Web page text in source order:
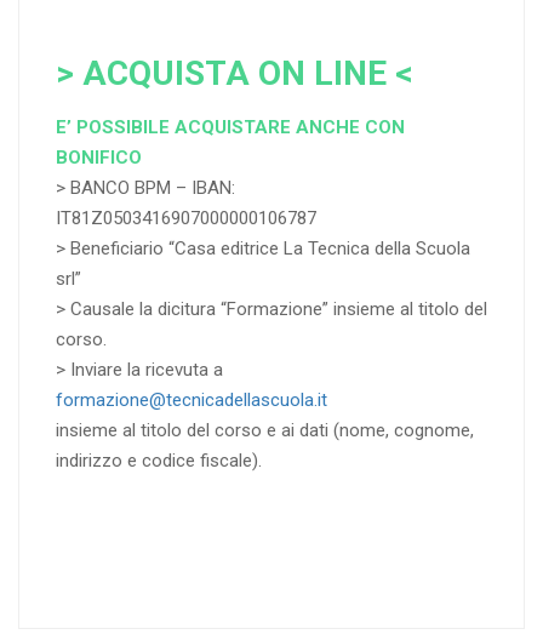
> ACQUISTA ON LINE <
E’ POSSIBILE ACQUISTARE ANCHE CON
BONIFICO
> BANCO BPM – IBAN:
IT81Z0503416907000000106787
> Beneficiario “Casa editrice La Tecnica della Scuola
srl”
> Causale la dicitura “Formazione” insieme al titolo del
corso.
> Inviare la ricevuta a
formazione@tecnicadellascuola.it
insieme al titolo del corso e ai dati (nome, cognome,
indirizzo e codice fiscale).